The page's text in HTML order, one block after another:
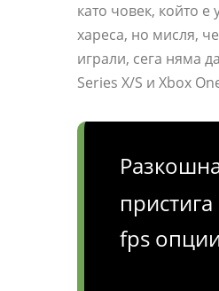
като човек, който
хареса, но мисля,
играли, сега няма
Series X/S и Xbox
fps